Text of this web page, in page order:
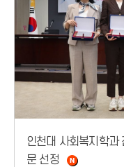
인천대 사회복지학과
문 선정